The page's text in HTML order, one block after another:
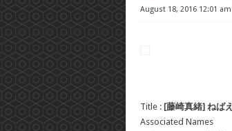
August 18, 2016 12:01 am
Title : [藤崎真緒] ねばえ
Associated Names